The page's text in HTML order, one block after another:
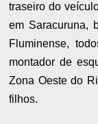
traseiro do
em Saracuruna,
Fluminense,
montador de
Zona Oeste do
filhos.